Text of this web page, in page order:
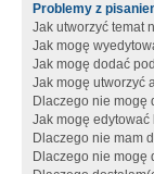
Problemy z
Jak utworzyć temat
Jak mogę
Jak mogę dodać
Jak mogę utworzyć
Dlaczego nie mogę
Jak mogę
Dlaczego nie mam
Dlaczego nie mogę